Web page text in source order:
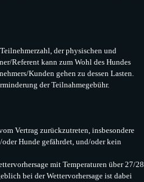
der physischen und
Referent kann zum Wohl des Hundes
Kunden gehen zu dessen Lasten.
der Teilnahmegebühr.
Vertrag zurückzutreten, insbesondere
Hunde gefährdet, und/oder kein
mit Temperaturen über 27/28
bei der Wettervorhersage ist dabei